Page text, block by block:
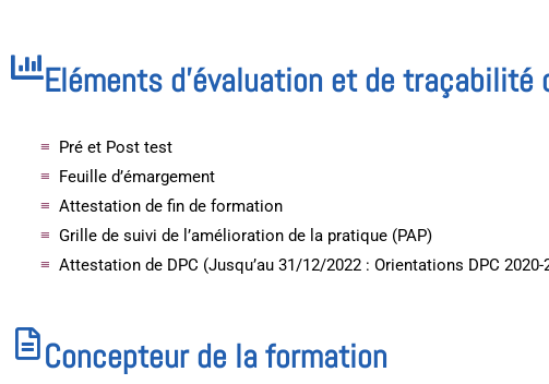
Eléments d'évaluation et de traçabilité
Pré et Post test
Feuille d’émargement
Attestation de fin de formation
Grille de suivi de l’amélioration de la pratique (PAP)
Attestation de DPC (Jusqu’au 31/12/2022 : Orientations DPC 2020-
Concepteur de la formation